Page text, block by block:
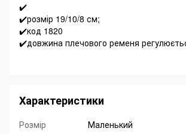
✔️
✔️розмір 19/10/8 см;
✔️код 1820
✔️довжина плечового ременя
Характеристики
Розмір
Маленький